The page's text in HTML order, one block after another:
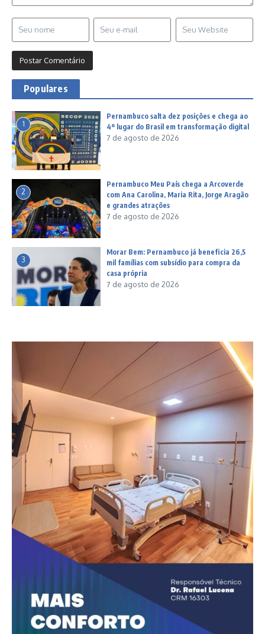
Populares
1
Pernambuco salta dez posições e chega ao
4º lugar do Brasil em transformação digital
7 de agosto de 2026
2
Pernambuco Meu País chega a Arcoverde
com Ana Carolina, Maria Rita, Jorge Aragão
e grandes atrações
7 de agosto de 2026
3
Morar Bem: Pernambuco já beneficia 26,5
mil famílias com subsídio para compra da
casa própria
7 de agosto de 2026